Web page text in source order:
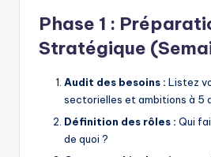
Phase 1 :
Stratégique
Audit des besoins : Listez
sectorielles et ambitions à 5
Définition des rôles : Qui
de quoi ?